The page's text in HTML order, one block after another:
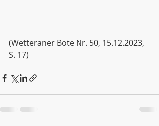
(Wetteraner Bote Nr. 50, 15.12.2023,
S. 17)